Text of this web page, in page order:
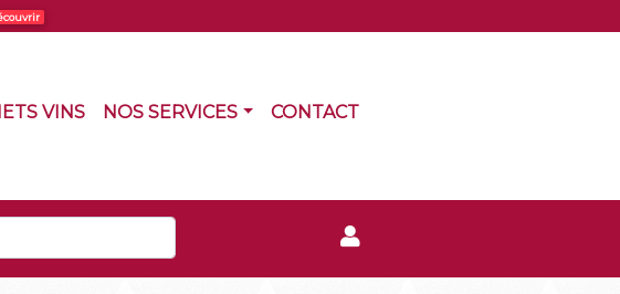
VINS(CURRENT)
NOS SERVICES CONTACT(CURRENT)